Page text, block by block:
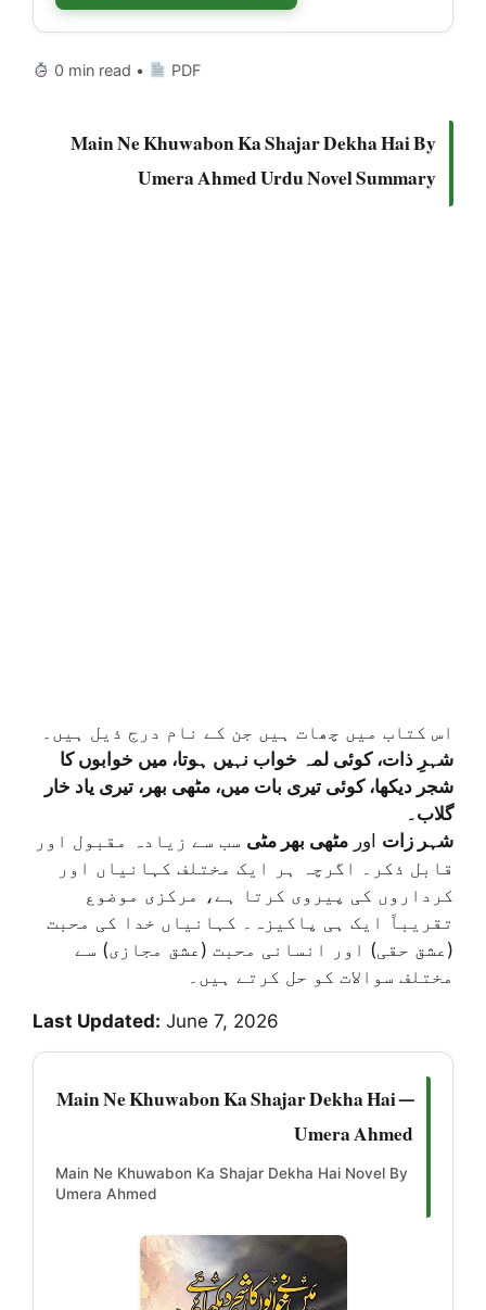
0 min read • PDF
Main Ne Khuwabon Ka Shajar Dekha Hai By
Umera Ahmed Urdu Novel Summary
اس کتاب میں چھات ہیں جن کے نام درج ذیل ہیں۔
شہرِ ذات، کوئی لمہ خواب نہیں ہوتا، میں خوابوں کا
شجر دیکھا، کوئی تیری بات میں، مٹھی بھر، تیری یاد خار
گلاب۔
شہر زات اور مٹھی بھر مٹی سب سے زیادہ مقبول اور
قابل ذکر۔ اگرچہ ہر ایک مختلف کہانیاں اور
کرداروں کی پیروی کرتا ہے، مرکزی موضوع
تقریباً ایک ہی پاکیزہ۔ کہانیاں خدا کی محبت
(عشق حقی) اور انسانی محبت (عشق مجازی) سے
مختلف سوالات کو حل کرتے ہیں۔
Last Updated: June 7, 2026
Main Ne Khuwabon Ka Shajar Dekha Hai —
Umera Ahmed
Main Ne Khuwabon Ka Shajar Dekha Hai Novel By
Umera Ahmed